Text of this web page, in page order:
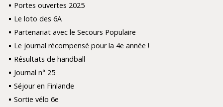
Portes ouvertes 2025
Le loto des 6A
Partenariat avec le Secours Populaire
Le journal récompensé pour la 4e année !
Résultats de handball
Journal n° 25
Séjour en Finlande
Sortie vélo 6e